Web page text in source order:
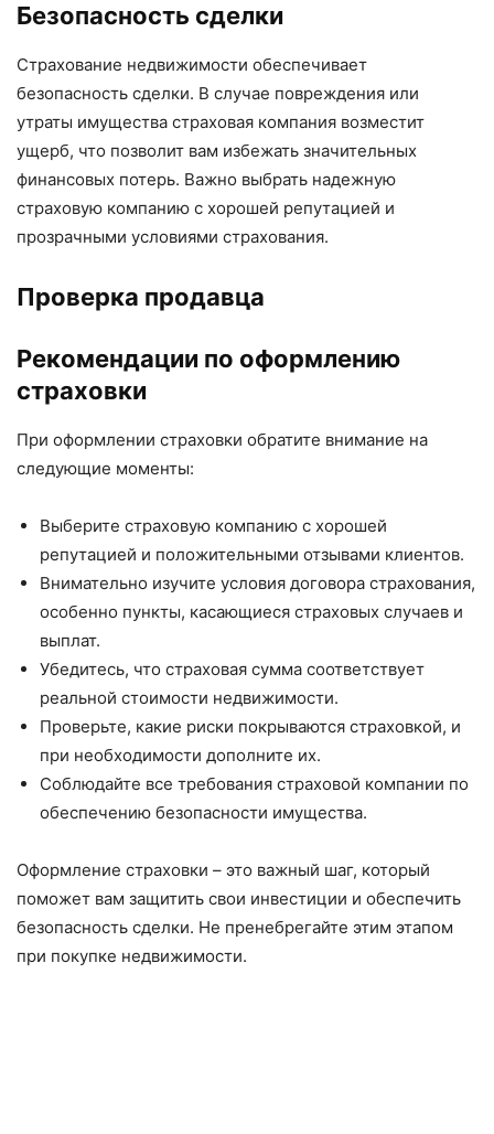
Безопасность сделки
Страхование недвижимости обеспечивает
безопасность сделки. В случае повреждения или
утраты имущества страховая компания возместит
ущерб, что позволит вам избежать значительных
финансовых потерь. Важно выбрать надежную
страховую компанию с хорошей репутацией и
прозрачными условиями страхования.
Проверка продавца
Рекомендации по оформлению
страховки
При оформлении страховки обратите внимание на
следующие моменты:
Выберите страховую компанию с хорошей
репутацией и положительными отзывами клиентов.
Внимательно изучите условия договора страхования,
особенно пункты, касающиеся страховых случаев и
выплат.
Убедитесь, что страховая сумма соответствует
реальной стоимости недвижимости.
Проверьте, какие риски покрываются страховкой, и
при необходимости дополните их.
Соблюдайте все требования страховой компании по
обеспечению безопасности имущества.
Оформление страховки – это важный шаг, который
поможет вам защитить свои инвестиции и обеспечить
безопасность сделки. Не пренебрегайте этим этапом
при покупке недвижимости.